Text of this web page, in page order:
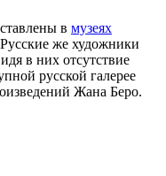
в музеях
же художники
в них отсутствие
русской галерее
Жана Беро.